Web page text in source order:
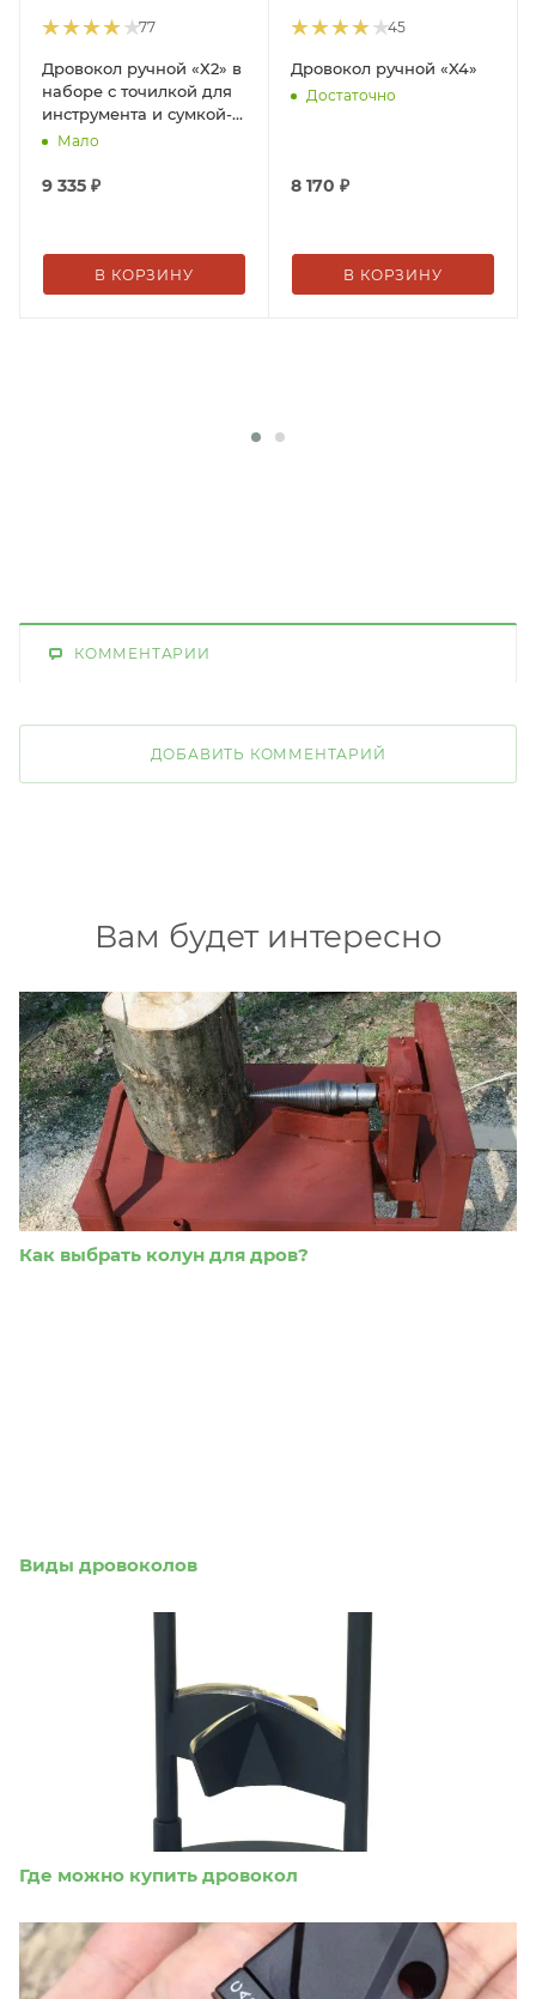
77
Дровокол ручной «Х2» в
наборе с точилкой для
инструмента и сумкой-
переноской для дров
Мало
9 335 ₽
В КОРЗИНУ
45
Дровокол ручной «X4»
Достаточно
8 170 ₽
В КОРЗИНУ
КОММЕНТАРИИ
ДОБАВИТЬ КОММЕНТАРИЙ
Вам будет интересно
Как выбрать колун для дров?
Виды дровоколов
Где можно купить дровокол